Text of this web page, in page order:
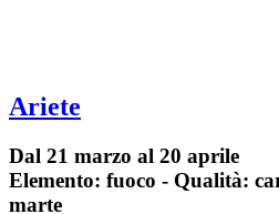
Ariete
Dal 21 marzo al 20 aprile
Elemento: fuoco - Qualità:
marte